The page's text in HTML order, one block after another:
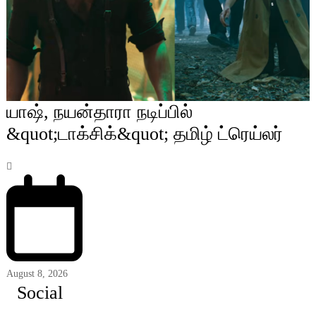
யாஷ், நயன்தாரா நடிப்பில்
&quot;டாக்சிக்&quot; தமிழ் ட்ரெய்லர்
August 8, 2026
Social